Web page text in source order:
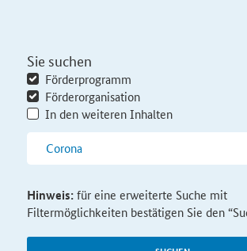
Sie suchen
Förderprogramm
Förderorganisation
In den weiteren Inhalten
Hinweis:für eine erweiterte Suche mit
Filtermöglichkeiten bestätigen Sie den